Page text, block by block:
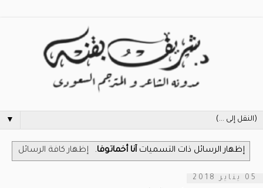
▼
‏إظهار الرسائل ذات التسميات آنا أخماتوفا. إظهار كافة الرسائل
05 يناير 2018